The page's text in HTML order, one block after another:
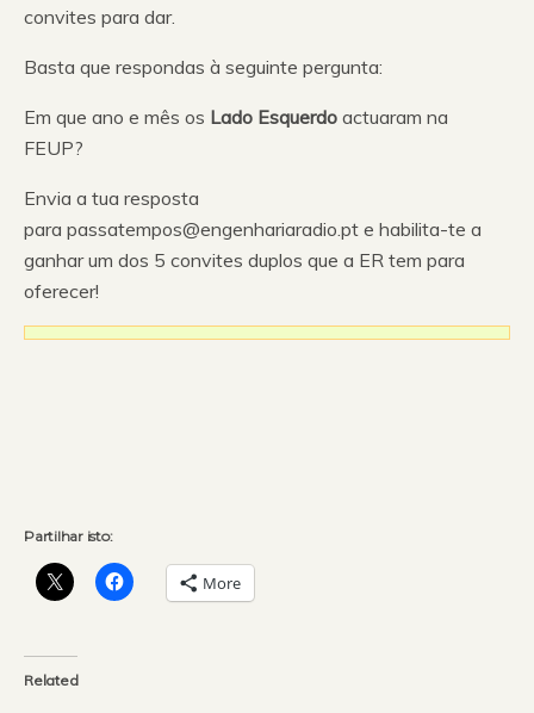
convites para dar.
Basta que respondas à seguinte pergunta:
Em que ano e mês os Lado Esquerdo actuaram na
FEUP?
Envia a tua resposta
para passatempos@engenhariaradio.pt e habilita-te a
ganhar um dos 5 convites duplos que a ER tem para
oferecer!
Partilhar isto:
More
Related